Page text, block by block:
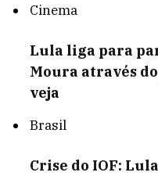
Cinema
Lula liga para
Moura através
veja
Brasil
Crise do IOF: